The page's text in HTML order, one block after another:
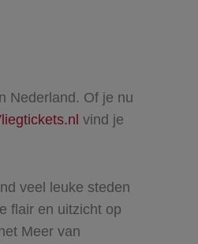
Nederland. Of je nu
vind je
veel leuke steden
flair en uitzicht op
Meer van